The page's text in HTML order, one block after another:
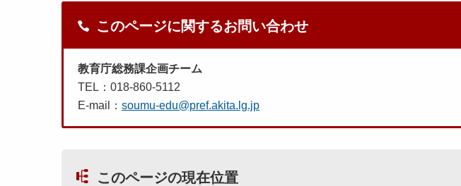
このページに関するお問い合わせ
教育庁総務課企画チーム
TEL：018-860-5112
E-mail： soumu-edu@pref.akita.lg.jp
このページの現在位置